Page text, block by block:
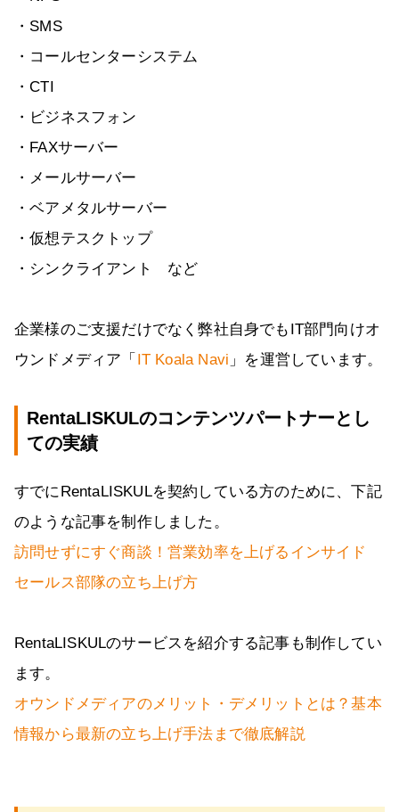
・SMS
・コールセンターシステム
・CTI
・ビジネスフォン
・FAXサーバー
・メールサーバー
・ベアメタルサーバー
・仮想テスクトップ
・シンクライアント など
企業様のご支援だけでなく弊社自身でもIT部門向けオ
ウンドメディア「 IT Koala Navi 」を運営しています。
RentaLISKULのコンテンツパートナーとし
ての実績
すでにRentaLISKULを契約している方のために、下記
のような記事を制作しました。
訪問せずにすぐ商談！営業効率を上げるインサイド
セールス部隊の立ち上げ方
RentaLISKULのサービスを紹介する記事も制作してい
ます。
オウンドメディアのメリット・デメリットとは？基本
情報から最新の立ち上げ手法まで徹底解説